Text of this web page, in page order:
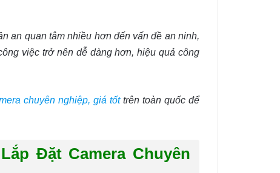
an quan tâm nhiều hơn đến vấn đề an ninh,
việc trở nên dễ dàng hơn, hiệu quả công
chuyên nghiệp, giá tốttrên toàn quốc để
Đặt Camera Chuyên